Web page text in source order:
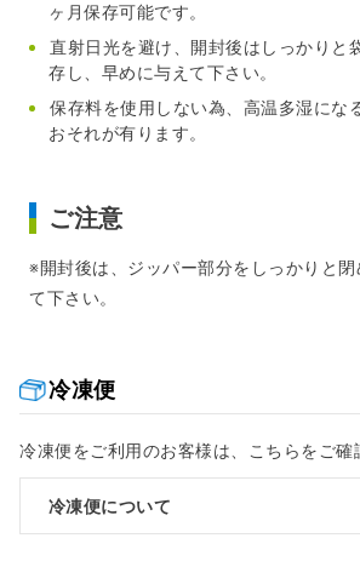
冷凍便
冷凍便をご利用のお客様は、こちらをご確
冷凍便について
ヶ月保存可能です。
直射日光を避け、開封後はしっかりと
存し、早めに与えて下さい。
保存料を使用しない為、高温多湿にな
おそれが有ります。
ご注意
※開封後は、ジッパー部分をしっかりと
て下さい。